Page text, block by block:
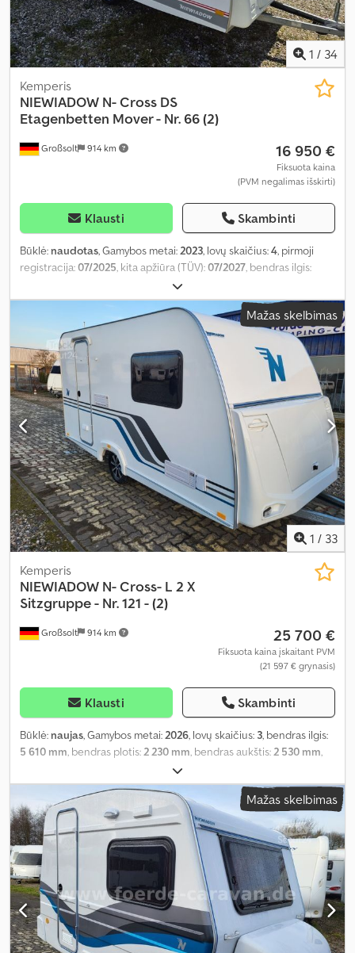
1 / 34
Großsolt 914 km
Kemperis
NIEWIADOW N- Cross DS
Etagenbetten Mover - Nr. 66 (2)
16 950 €
Fiksuota kaina
(PVM negalimas išskirti)
Klausti Skambinti
Būklė: naudotas, Gamybos metai:2023, lovų skaičius:4, pirmoji
registracija:07/2025, kita apžiūra (TÜV):07/2027, bendras ilgis:
2 230 mm
ašių konfigūracija:1 ašis, bendras svoris:1 000 kg, Įranga:
autonominis šildytuvas, vonios kambarys, Mažas skelbimas
1 / 33
Großsolt 914 km
Kemperis
NIEWIADOW N- Cross- L 2 X
Sitzgruppe - Nr. 121 - (2)
25 700 €
Fiksuota kaina įskaitant PVM
(21 597 € grynasis)
Klausti Skambinti
Būklė: naujas, Gamybos metai:2026, lovų skaičius: 3, bendras ilgis:
5 610 mm, bendras plotis:2 230 mm, bendras aukštis:2 530 mm,
, bendras svoris:
autonominis šildytuvas, vonios kambarys,
Mažas skelbimas